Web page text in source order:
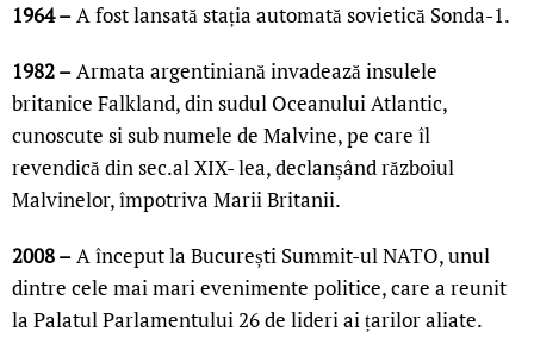
1964 –A fost lansată stația automată sovietică Sonda-1.
1982 –Armata argentiniană invadează insulele
britanice Falkland, din sudul Oceanului Atlantic,
cunoscute si sub numele de Malvine, pe care îl
revendică din sec.al XIX- lea, declanșând războiul
Malvinelor, împotriva Marii Britanii.
2008 –A început la București Summit-ul NATO, unul
dintre cele mai mari evenimente politice, care a reunit
la Palatul Parlamentului 26 de lideri ai țarilor aliate.